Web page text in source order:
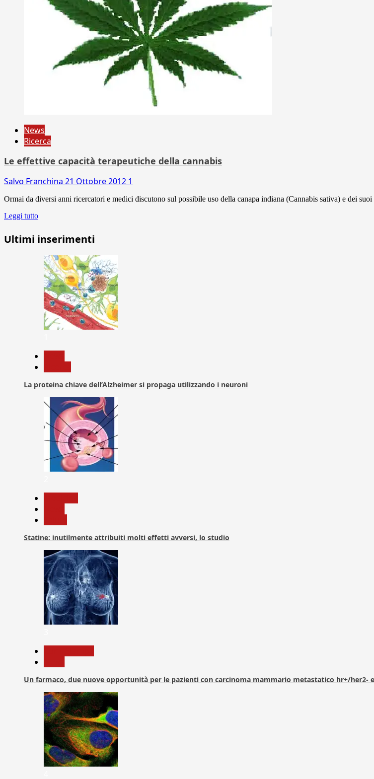
News
Ricerca
Le effettive capacità terapeutiche della cannabis
Salvo Franchina 21 Ottobre 2012 1
Ormai da diversi anni ricercatori e medici discutono sul possibile uso della canapa indiana (Cannabis sativa) e dei
Leggi tutto
Ultimi inserimenti
La proteina chiave dell’Alzheimer si propaga utilizzando i neuroni
Statine: inutilmente attribuiti molti effetti avversi, lo studio
Un farmaco, due nuove opportunità per le pazienti con carcinoma mammario metastatico hr+/